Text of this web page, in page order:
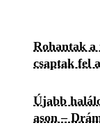
Rohantak a
csaptak fel
Újabb
ason –